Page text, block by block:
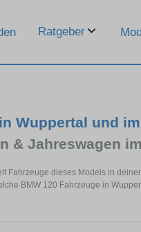
Ratgeber
Wuppertal und
& Jahreswagen
Fahrzeuge dieses Models in
BMW 120 Fahrzeuge in